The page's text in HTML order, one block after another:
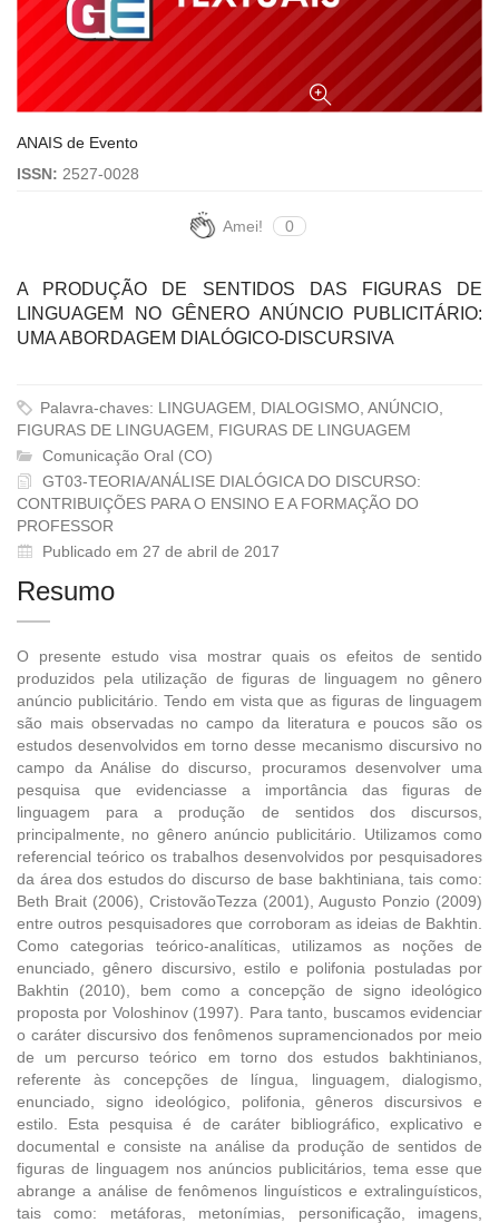
ANAIS de Evento
ISSN: 2527-0028
Amei! 0
A PRODUÇÃO DE SENTIDOS DAS FIGURAS DE
LINGUAGEM NO GÊNERO ANÚNCIO PUBLICITÁRIO:
UMA ABORDAGEM DIALÓGICO-DISCURSIVA
Palavra-chaves: LINGUAGEM, DIALOGISMO, ANÚNCIO,
FIGURAS DE LINGUAGEM, FIGURAS DE LINGUAGEM
Comunicação Oral (CO)
GT03-TEORIA/ANÁLISE DIALÓGICA DO DISCURSO:
CONTRIBUIÇÕES PARA O ENSINO E A FORMAÇÃO DO
PROFESSOR
Publicado em 27 de abril de 2017
Resumo
O presente estudo visa mostrar quais os efeitos de sentido
produzidos pela utilização de figuras de linguagem no gênero
anúncio publicitário. Tendo em vista que as figuras de linguagem
são mais observadas no campo da literatura e poucos são os
estudos desenvolvidos em torno desse mecanismo discursivo no
campo da Análise do discurso, procuramos desenvolver uma
pesquisa que evidenciasse a importância das figuras de
linguagem para a produção de sentidos dos discursos,
principalmente, no gênero anúncio publicitário. Utilizamos como
referencial teórico os trabalhos desenvolvidos por pesquisadores
da área dos estudos do discurso de base bakhtiniana, tais como:
Beth Brait (2006), CristovãoTezza (2001), Augusto Ponzio (2009)
entre outros pesquisadores que corroboram as ideias de Bakhtin.
Como categorias teórico-analíticas, utilizamos as noções de
enunciado, gênero discursivo, estilo e polifonia postuladas por
Bakhtin (2010), bem como a concepção de signo ideológico
proposta por Voloshinov (1997). Para tanto, buscamos evidenciar
o caráter discursivo dos fenômenos supramencionados por meio
de um percurso teórico em torno dos estudos bakhtinianos,
referente às concepções de língua, linguagem, dialogismo,
enunciado, signo ideológico, polifonia, gêneros discursivos e
estilo. Esta pesquisa é de caráter bibliográfico, explicativo e
documental e consiste na análise da produção de sentidos de
figuras de linguagem nos anúncios publicitários, tema esse que
abrange a análise de fenômenos linguísticos e extralinguísticos,
tais como: metáforas, metonímias, personificação, imagens,